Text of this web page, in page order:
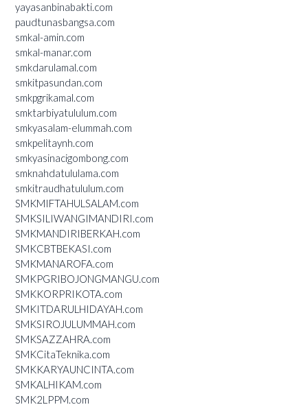
yayasanbinabakti.com
paudtunasbangsa.com
smkal-amin.com
smkal-manar.com
smkdarulamal.com
smkitpasundan.com
smkpgrikamal.com
smktarbiyatululum.com
smkyasalam-elummah.com
smkpelitaynh.com
smkyasinacigombong.com
smknahdatululama.com
smkitraudhatululum.com
SMKMIFTAHULSALAM.com
SMKSILIWANGIMANDIRI.com
SMKMANDIRIBERKAH.com
SMKCBTBEKASI.com
SMKMANAROFA.com
SMKPGRIBOJONGMANGU.com
SMKKORPRIKOTA.com
SMKITDARULHIDAYAH.com
SMKSIROJULUMMAH.com
SMKSAZZAHRA.com
SMKCitaTeknika.com
SMKKARYAUNCINTA.com
SMKALHIKAM.com
SMK2LPPM.com